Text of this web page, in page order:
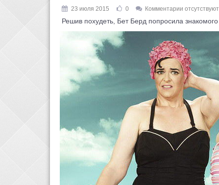
23 июля 2015 0 Комментарии отсутствуют
Решив похудеть, Бет Берд попросила